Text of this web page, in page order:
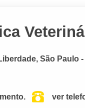
São Paulo -
ver